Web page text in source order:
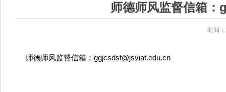
师德师风监督信箱
时间
师德师风监督信箱：ggjcsdsf@jsviat.edu.cn